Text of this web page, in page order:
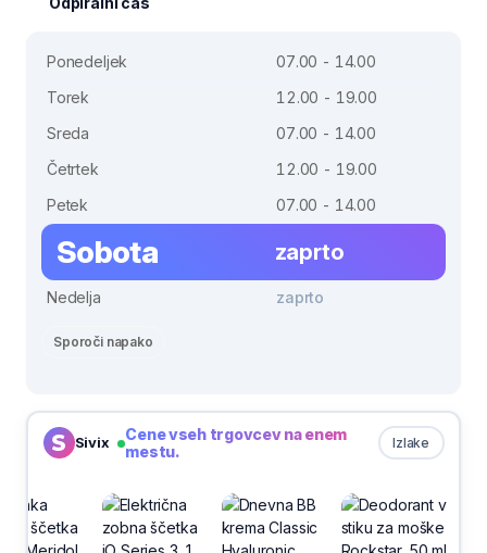
Ponedeljek
07.00 - 14.00
Torek
12.00 - 19.00
Sreda
07.00 - 14.00
Četrtek
12.00 - 19.00
Petek
07.00 - 14.00
Sobota zaprto
Nedelja zaprto
Sporoči napako
Sivix Izlake
Cene vseh trgovcev na enem
mestu.